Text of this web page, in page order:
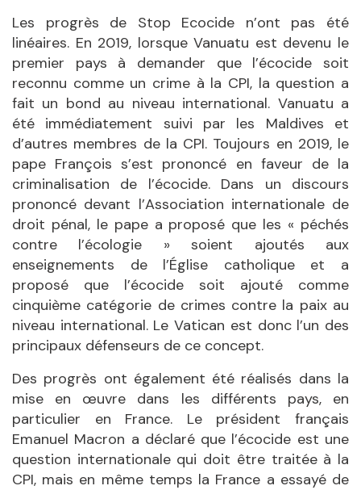
Les progrès de Stop Ecocide n’ont pas été
linéaires. En 2019, lorsque Vanuatu est devenu le
premier pays à demander que l’écocide soit
reconnu comme un crime à la CPI, la question a
fait un bond au niveau international. Vanuatu a
été immédiatement suivi par les Maldives et
d’autres membres de la CPI. Toujours en 2019, le
pape François s’est prononcé en faveur de la
criminalisation de l’écocide. Dans un discours
prononcé devant l’Association internationale de
droit pénal, le pape a proposé que les « péchés
contre l’écologie » soient ajoutés aux
enseignements de l’Église catholique et a
proposé que l’écocide soit ajouté comme
cinquième catégorie de crimes contre la paix au
niveau international. Le Vatican est donc l’un des
principaux défenseurs de ce concept.
Des progrès ont également été réalisés dans la
mise en œuvre dans les différents pays, en
particulier en France. Le président français
Emanuel Macron a déclaré que l’écocide est une
question internationale qui doit être traitée à la
CPI, mais en même temps la France a essayé de